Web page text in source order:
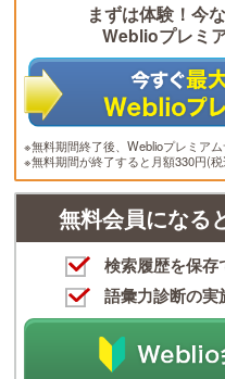
まずは体験！今
Weblioプレミ
※無料期間終了後、Weblioプレミア
※無料期間が終了すると月額330円(税
無料会員になる
検索履歴を保存
語彙力診断の実